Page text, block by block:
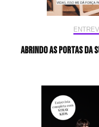
Abrindo as portas da